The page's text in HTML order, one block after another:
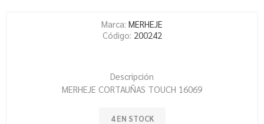
Marca: MERHEJE
Código: 200242
Descripción
MERHEJE CORTAUÑAS TOUCH 16069
4 EN STOCK